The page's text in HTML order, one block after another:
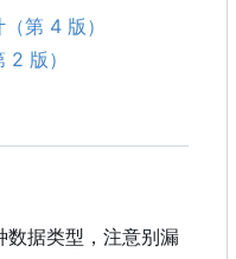
第 4 版）
版）
数据类型，注意别漏